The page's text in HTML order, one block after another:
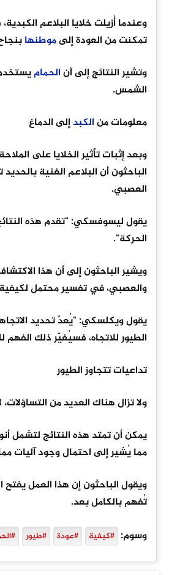
وعندما أُزيلت خلايا البلاعم
تمكنت من العودة إلىموطنها
وتشير النتائج إلى أنالحمام
الشمس.
معلومات منالكبدإلى الدماغ
وبعد إثبات تأثير الخلايا على
الباحثون أن البلاعم الغنية
العصبي.
يقول ليسوفسكي: "تقدم هذه
الحركة".
ويشير الباحثون إلى أن هذا
والعصبي، في تفسير محتمل
يقول ويكلسكي: "يُعدّ تحديد
الطيور للاتجاه، فسيُغيّر ذلك الفهم
تداعيات تتجاوز الطيور
ولا تزال هناك العديد من
يمكن أن تمتد هذه النتائج لتشمل
مما يُشير إلى احتمال وجود آليات
ويقول الباحثون إن هذا العمل
تُفهم بالكامل بعد.
وسوم: #كيفية #عودة #طيور